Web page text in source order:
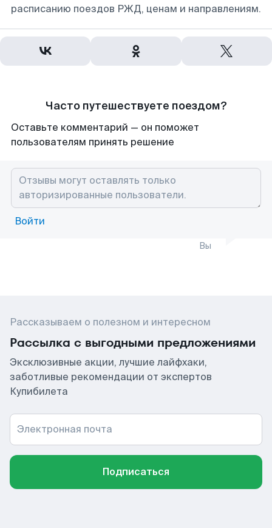
расписанию поездов РЖД, ценам и направлениям.
Часто путешествуете поездом?
Оставьте комментарий — он поможет
пользователям принять решение
Войти
Вы
Рассказываем о полезном и интересном
Рассылка с выгодными предложениями
Эксклюзивные акции, лучшие лайфхаки,
заботливые рекомендации от экспертов
Купибилета
Электронная почта
Подписаться